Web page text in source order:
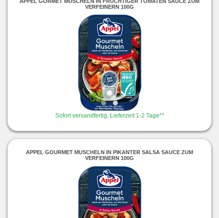
VERFEINERN 100G
Sofort versandfertig, Lieferzeit 1-2 Tage**
APPEL GOURMET MUSCHELN IN PIKANTER SALSA SAUCE ZUM
VERFEINERN 100G